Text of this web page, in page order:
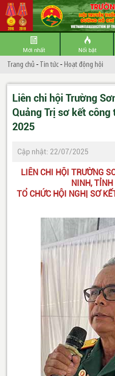
Mới nhất Nổi bật
Trang chủ -Tin tức- Hoạt động hội
Liên chi hội Trường
Quảng Trị sơ kết
2025
Cập nhật: 22/07/2025
LIÊN CHI HỘI TRƯỜNG
NINH, TỈNH
TỔ CHỨC HỘI NGHỊ SƠ